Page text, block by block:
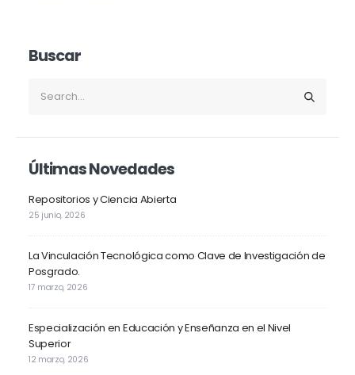
Buscar
Últimas Novedades
Repositorios y Ciencia Abierta
25 junio, 2026
La Vinculación Tecnológica como Clave de Investigación de
Posgrado.
17 marzo, 2026
Especialización en Educación y Enseñanza en el Nivel
Superior
12 marzo, 2026